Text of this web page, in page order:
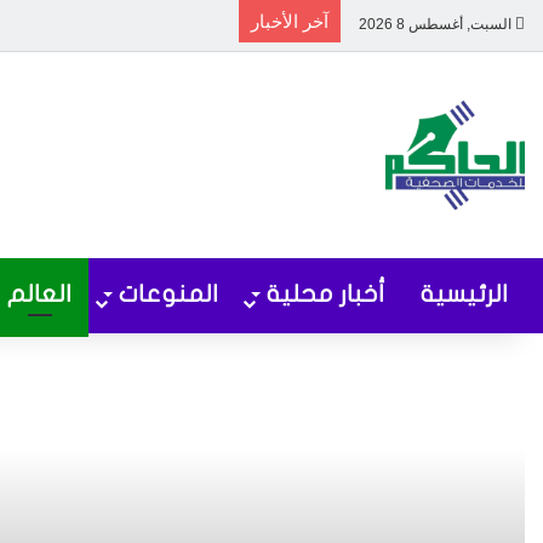
السبت, أغسطس 8 2026 آخر الأخبار
الرئيسية أخبار محلية المنوعات العالم